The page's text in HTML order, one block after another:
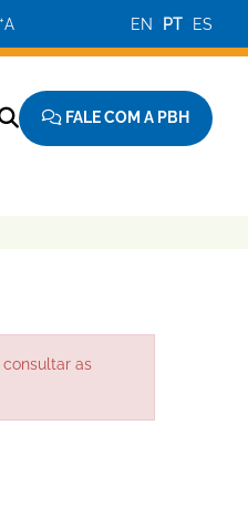
+A EN PT ES
FALE COM A PBH
as